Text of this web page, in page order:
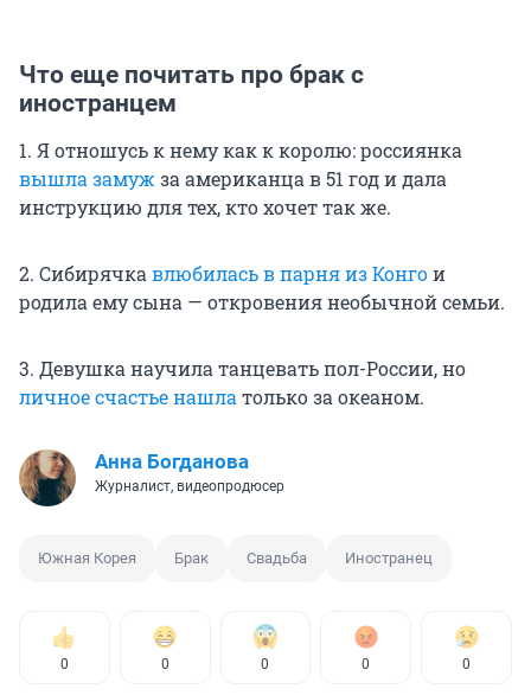
Что еще почитать про брак с
иностранцем
1. Я отношусь к нему как к королю: россиянка
вышла замуж за американца в 51 год и дала
инструкцию для тех, кто хочет так же.
2. Сибирячкавлюбилась в парня из Конгои
родила ему сына — откровения необычной семьи.
3. Девушка научила танцевать пол-России, но
личное счастье нашлатолько за океаном.
Анна Богданова
Журналист, видеопродюсер
Южная Корея Брак Свадьба Иностранец
0 0 0 0 0